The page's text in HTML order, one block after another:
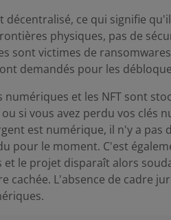
décentralisé, ce qui signifie
physiques, pas de
sont victimes de
demandés pour les
numériques et les NFT sont
si vous avez perdu vos clés
est numérique, il n'y a pas
pour le moment. C'est
et le projet disparaît alors
cachée. L'absence de cadre